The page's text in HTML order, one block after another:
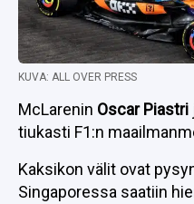
KUVA: ALL OVER PRESS
McLarenin Oscar Piastri
tiukasti F1:n
Kaksikon välit ovat
Singaporessa saatiin